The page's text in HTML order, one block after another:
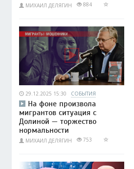
МИХАИЛ ДЕЛЯГИН 884
29.12.2025 15:30 СОБЫТИЯ
На фоне произвола
мигрантов ситуация с
Долиной — торжество
нормальности
МИХАИЛ ДЕЛЯГИН 753